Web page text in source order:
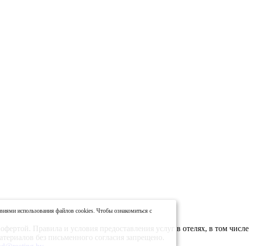
использования файлов cookies. Чтобы ознакомиться с
Правила и условия предоставления услуг в отелях, в том числе
без письменного согласия запрещено.